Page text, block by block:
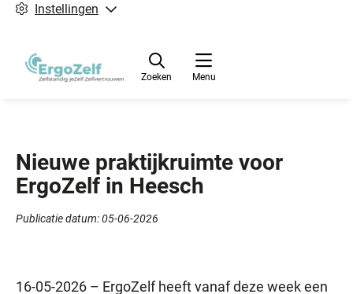
Instellingen
Menu
Zoeken
Nieuwe praktijkruimte voor
ErgoZelf in Heesch
Publicatie datum:05-06-2026
16-05-2026 – ErgoZelf heeft vanaf deze week een